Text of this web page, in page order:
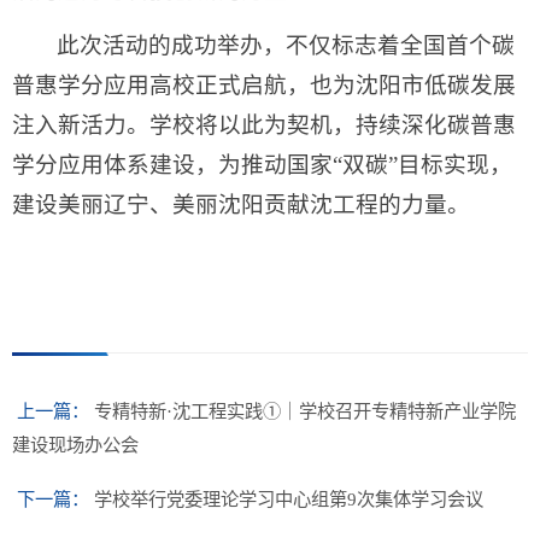
此次活动的成功举办，不仅标志着全国首个碳
普惠学分应用高校正式启航，也为沈阳市低碳发展
注入新活力。学校将以此为契机，持续深化碳普惠
学分应用体系建设，为推动国家“双碳”目标实现，
建设美丽辽宁、美丽沈阳贡献沈工程的力量。
上一篇：
专精特新·沈工程实践①｜学校召开专精特新产业学院
建设现场办公会
下一篇： 学校举行党委理论学习中心组第9次集体学习会议